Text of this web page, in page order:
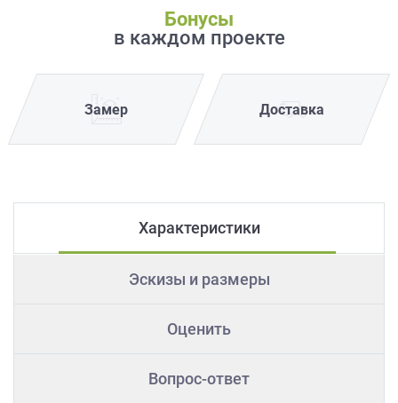
Бонусы
в каждом проекте
Замер Доставка
Характеристики
Эскизы и размеры
Оценить
Вопрос-ответ